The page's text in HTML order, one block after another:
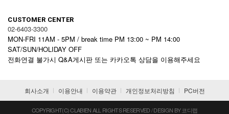
CUSTOMER CENTER
02-6403-3300
MON-FRI 11AM - 5PM / break time PM 13:00 ~ PM 14:00
SAT/SUN/HOLIDAY OFF
전화연결 불가시 Q&A게시판 또는 카카오톡 상담을 이용해주세요
회사소개 이용안내 이용약관 개인정보처리방침 PC버전
COPYRIGHT(C) CLABIEN ALL RIGHTS RESERVED / DESIGN BY 코디랩